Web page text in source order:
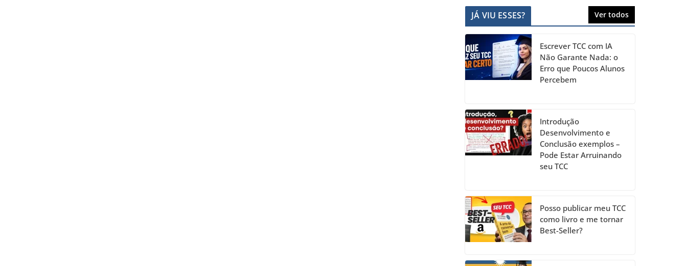
c
e
b
o
o
a
gr
a
m
k
e
dI
n
er T
u
b
e
a
n
n
el
JÁ VIU ESSES? Ver todos
Escrever TCC com IA
Não Garante Nada: o
Erro que Poucos Alunos
Percebem
Introdução
Desenvolvimento e
Conclusão exemplos –
Pode Estar Arruinando
seu TCC
Posso publicar meu TCC
como livro e me tornar
Best-Seller?